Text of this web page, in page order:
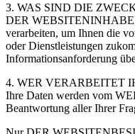
3. WAS SIND DIE
DER
verarbeiten, um Ihnen die
oder Dienstleistungen
Informationsanforderung
4. WER VERARBEITET
Ihre Daten werden vom
Beantwortung aller Ihrer